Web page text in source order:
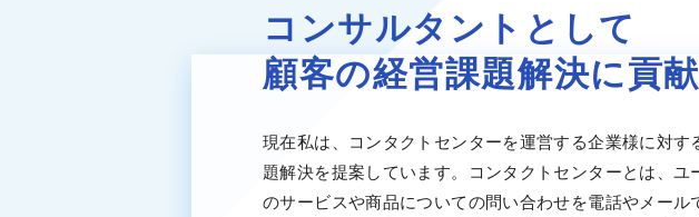
コンサルタントとして
顧客の経営課題解決に貢献
現在私は、コンタクトセンターを運営する企業様に対す
題解決を提案しています。コンタクトセンターとは、ユ
のサービスや商品についての問い合わせを電話やメール